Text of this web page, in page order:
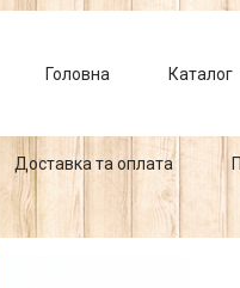
Головна Каталог
Доставка та оплата